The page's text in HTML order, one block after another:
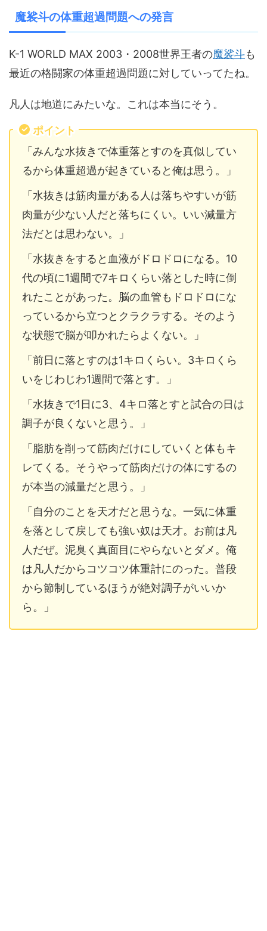
魔裟斗の体重超過問題への発言
K-1 WORLD MAX 2003・2008世界王者の魔裟斗も
最近の格闘家の体重超過問題に対していってたね。
凡人は地道にみたいな。これは本当にそう。
ポイント
「みんな水抜きで体重落とすのを真似してい
るから体重超過が起きていると俺は思う。」
「水抜きは筋肉量がある人は落ちやすいが筋
肉量が少ない人だと落ちにくい。いい減量方
法だとは思わない。」
「水抜きをすると血液がドロドロになる。10
代の頃に1週間で7キロくらい落とした時に倒
れたことがあった。脳の血管もドロドロにな
っているから立つとクラクラする。そのよう
な状態で脳が叩かれたらよくない。」
「前日に落とすのは1キロくらい。3キロくら
いをじわじわ1週間で落とす。」
「水抜きで1日に3、4キロ落とすと試合の日は
調子が良くないと思う。」
「脂肪を削って筋肉だけにしていくと体もキ
レてくる。そうやって筋肉だけの体にするの
が本当の減量だと思う。」
「自分のことを天才だと思うな。一気に体重
を落として戻しても強い奴は天才。お前は凡
人だぜ。泥臭く真面目にやらないとダメ。俺
は凡人だからコツコツ体重計にのった。普段
から節制しているほうが絶対調子がいいか
ら。」